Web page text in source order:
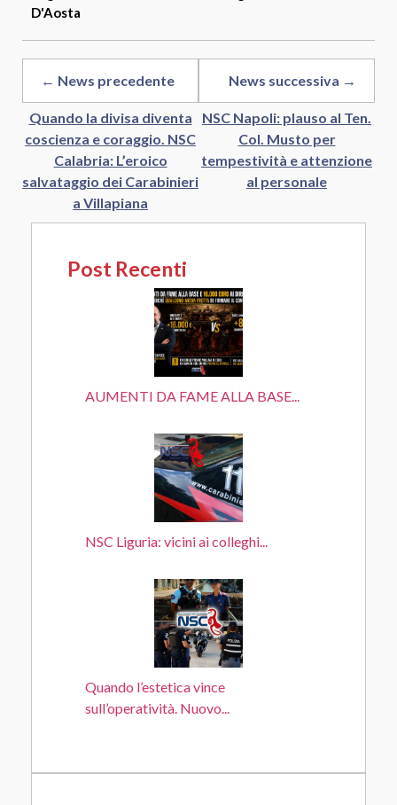
D'Aosta
← News precedente
Quando la divisa diventa
coscienza e coraggio. NSC
Calabria: L’eroico
salvataggio dei Carabinieri
a Villapiana
News successiva →
NSC Napoli: plauso al Ten.
Col. Musto per
tempestività e attenzione
al personale
Post Recenti
AUMENTI DA FAME ALLA BASE...
NSC Liguria: vicini ai colleghi...
Quando l’estetica vince
sull’operatività. Nuovo...